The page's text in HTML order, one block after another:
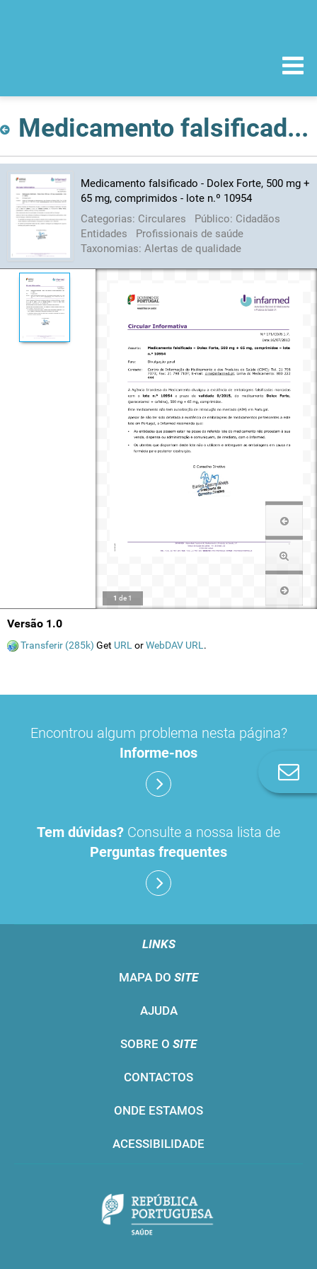
Medicamento falsificado - Dolex Forte, 500 mg + 65 mg, comprimidos - lote n.º 10954
Medicamento falsificado - Dolex Forte, 500 mg +
65 mg, comprimidos - lote n.º 10954
Categorias: Circulares Público: Cidadãos
Entidades
Profissionais de saúde
Taxonomias: Alertas de qualidade
1 de 1
Versão 1.0
Transferir (285k) Get URL orWebDAV URL .
Encontrou algum problema nesta página?
Informe-nos
Tem dúvidas? Consulte a nossa lista de
Perguntas frequentes
LINKS
MAPA DO SITE
AJUDA
SOBRE O SITE
CONTACTOS
ONDE ESTAMOS
ACESSIBILIDADE